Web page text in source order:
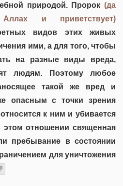
природой. Пророк (да
и приветствует)
видов этих живых
ими, а для того, чтобы
на разные виды вреда,
людям. Поэтому любое
такой же вред и
опасным с точки зрения
к ним и убивается
этом отношении священная
пребывание в состоянии
для уничтожения